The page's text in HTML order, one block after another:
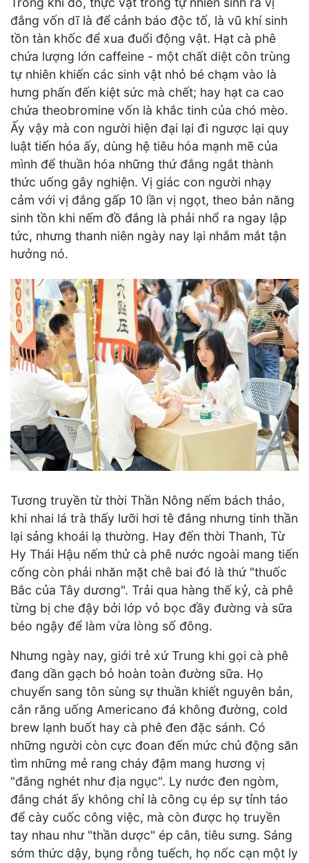
đắng vốn dĩ là để cảnh báo độc tố, là vũ khí sinh
tồn tàn khốc để xua đuổi động vật. Hạt cà phê
chứa lượng lớn caffeine - một chất diệt côn trùng
tự nhiên khiến các sinh vật nhỏ bé chạm vào là
hưng phấn đến kiệt sức mà chết; hay hạt ca cao
chứa theobromine vốn là khắc tinh của chó mèo.
Ấy vậy mà con người hiện đại lại đi ngược lại quy
luật tiến hóa ấy, dùng hệ tiêu hóa mạnh mẽ của
mình để thuần hóa những thứ đắng ngắt thành
thức uống gây nghiện. Vị giác con người nhạy
cảm với vị đắng gấp 10 lần vị ngọt, theo bản năng
sinh tồn khi nếm đồ đắng là phải nhổ ra ngay lập
tức, nhưng thanh niên ngày nay lại nhắm mắt tận
hưởng nó.
Tương truyền từ thời Thần Nông nếm bách thảo,
khi nhai lá trà thấy lưỡi hơi tê đắng nhưng tinh thần
lại sảng khoái lạ thường. Hay đến thời Thanh, Từ
Hy Thái Hậu nếm thử cà phê nước ngoài mang tiến
cống còn phải nhăn mặt chê bai đó là thứ "thuốc
Bắc của Tây dương". Trải qua hàng thế kỷ, cà phê
từng bị che đậy bởi lớp vỏ bọc đầy đường và sữa
béo ngậy để làm vừa lòng số đông.
Nhưng ngày nay, giới trẻ xứ Trung khi gọi cà phê
đang dần gạch bỏ hoàn toàn đường sữa. Họ
chuyển sang tôn sùng sự thuần khiết nguyên bản,
cắn răng uống Americano đá không đường, cold
brew lạnh buốt hay cà phê đen đặc sánh. Có
những người còn cực đoan đến mức chủ động săn
tìm những mẻ rang cháy đậm mang hương vị
"đắng nghét như địa ngục". Ly nước đen ngòm,
đắng chát ấy không chỉ là công cụ ép sự tỉnh táo
để cày cuốc công việc, mà còn được họ truyền
tay nhau như "thần dược" ép cân, tiêu sưng. Sáng
sớm thức dậy, bụng rỗng tuếch, họ nốc cạn một ly